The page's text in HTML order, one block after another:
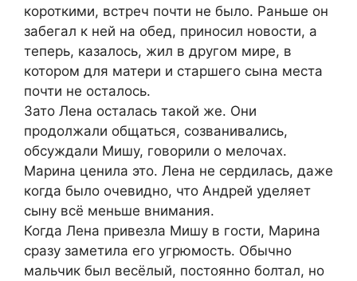
короткими, встреч почти не было. Раньше он
забегал к ней на обед, приносил новости, а
теперь, казалось, жил в другом мире, в
котором для матери и старшего сына места
почти не осталось.
Зато Лена осталась такой же. Они
продолжали общаться, созванивались,
обсуждали Мишу, говорили о мелочах.
Марина ценила это. Лена не сердилась, даже
когда было очевидно, что Андрей уделяет
сыну всё меньше внимания.
Когда Лена привезла Мишу в гости, Марина
сразу заметила его угрюмость. Обычно
мальчик был весёлый, постоянно болтал, но